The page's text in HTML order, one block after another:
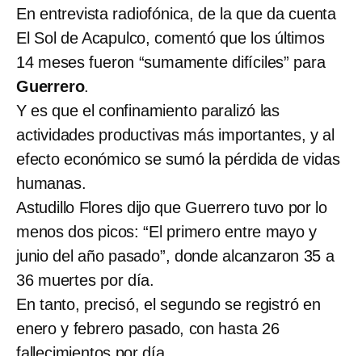
En entrevista radiofónica, de la que da cuenta
El Sol de Acapulco, comentó que los últimos
14 meses fueron “sumamente difíciles” para
Guerrero.
Y es que el confinamiento paralizó las
actividades productivas más importantes, y al
efecto económico se sumó la pérdida de vidas
humanas.
Astudillo Flores dijo que Guerrero tuvo por lo
menos dos picos: “El primero entre mayo y
junio del año pasado”, donde alcanzaron 35 a
36 muertes por día.
En tanto, precisó, el segundo se registró en
enero y febrero pasado, con hasta 26